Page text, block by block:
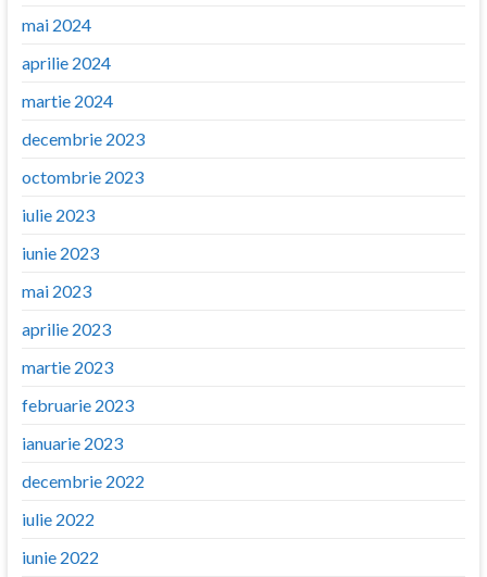
mai 2024
aprilie 2024
martie 2024
decembrie 2023
octombrie 2023
iulie 2023
iunie 2023
mai 2023
aprilie 2023
martie 2023
februarie 2023
ianuarie 2023
decembrie 2022
iulie 2022
iunie 2022